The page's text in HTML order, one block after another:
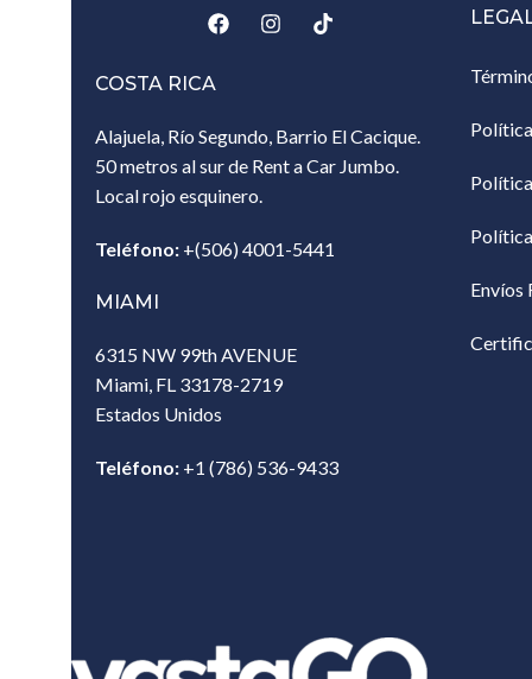
COSTA RICA
Alajuela, Río Segundo, Barrio El Cacique.
50 metros al sur de Rent a Car Jumbo.
Local rojo esquinero.
Teléfono: +(506) 4001-5441
MIAMI
6315 NW 99th AVENUE
Miami, FL 33178-2719
Estados Unidos‎
Teléfono: +1 (786) 536-9433‎
Envíos